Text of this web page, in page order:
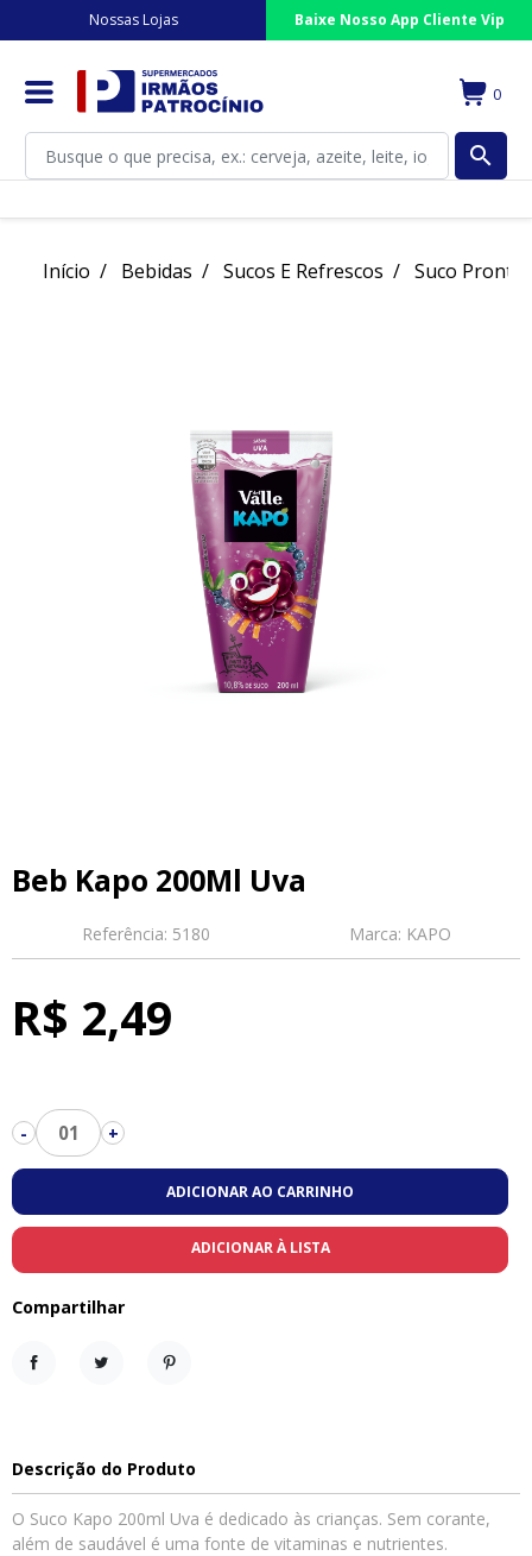
Nossas Lojas Baixe Nosso App Cliente Vip
0
search
Início Bebidas Sucos E Refrescos Suco Pronto
Beb Kapo 200Ml Uva
Referência: 5180 Marca: KAPO
R$ 2,49
- 01 +
ADICIONAR AO CARRINHO
ADICIONAR À LISTA
Compartilhar
Descrição do Produto
O Suco Kapo 200ml Uva é dedicado às crianças. Sem corante,
além de saudável é uma fonte de vitaminas e nutrientes.